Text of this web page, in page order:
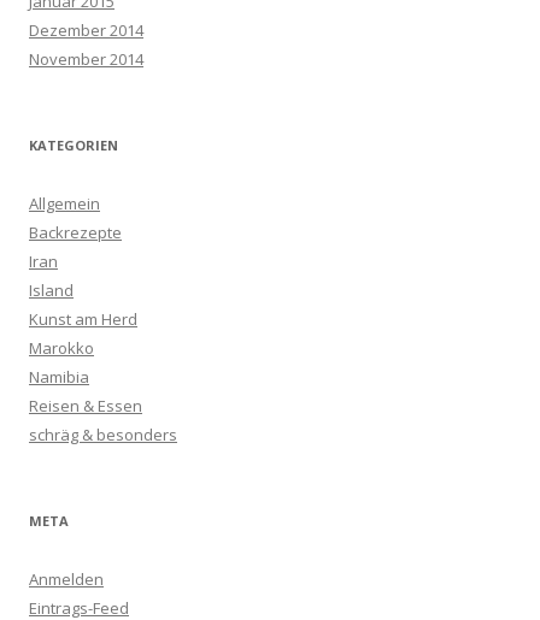
Dezember 2014
November 2014
KATEGORIEN
Allgemein
Backrezepte
Iran
Island
Kunst am Herd
Marokko
Namibia
Reisen & Essen
schräg & besonders
META
Anmelden
Eintrags-Feed